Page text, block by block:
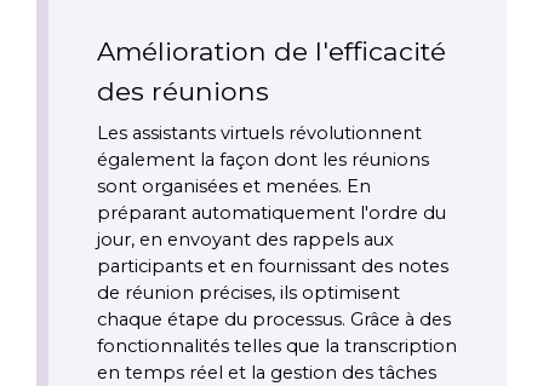
Amélioration de l'efficacité
des réunions
Les assistants virtuels révolutionnent
également la façon dont les réunions
sont organisées et menées. En
préparant automatiquement l'ordre du
jour, en envoyant des rappels aux
participants et en fournissant des notes
de réunion précises, ils optimisent
chaque étape du processus. Grâce à des
fonctionnalités telles que la transcription
en temps réel et la gestion des tâches